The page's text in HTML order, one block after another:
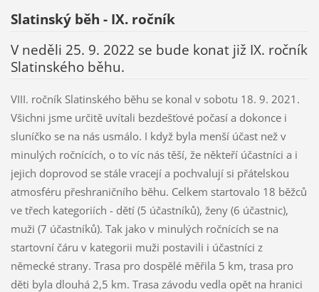
Slatinský běh - IX. ročník
V neděli 25. 9. 2022 se bude konat již IX. ročník
Slatinského běhu.
VIII. ročník Slatinského běhu se konal v sobotu 18. 9. 2021.
Všichni jsme určitě uvítali bezdešťové počasí a dokonce i
sluníčko se na nás usmálo. I když byla menší účast než v
minulých ročnících, o to víc nás těší, že někteří účastníci a i
jejich doprovod se stále vracejí a pochvalují si přátelskou
atmosféru přeshraničního běhu. Celkem startovalo 18 běžců
ve třech kategoriích - dětí (5 účastníků), ženy (6 účastnic),
muži (7 účastníků). Tak jako v minulých ročnících se na
startovní čáru v kategorii muži postavili i účastníci z
německé strany. Trasa pro dospělé měřila 5 km, trasa pro
děti byla dlouhá 2,5 km. Trasa závodu vedla opět na hranici